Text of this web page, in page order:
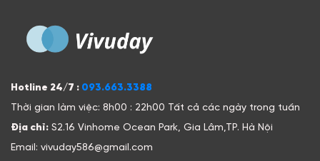
Hotline 24/7 : 093.663.3388
Thời gian làm việc: 8h00 : 22h00 Tất cả các ngày trong tuần
Địa chỉ: S2.16 Vinhome Ocean Park, Gia Lâm,TP. Hà Nội
Email: vivuday586@gmail.com